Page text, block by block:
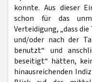
konnte. Aus dieser
schon für das
Verteidigung, „dass
und/oder nach der
benutzt“ und
beseitigt“ hätten,
hinausreichenden